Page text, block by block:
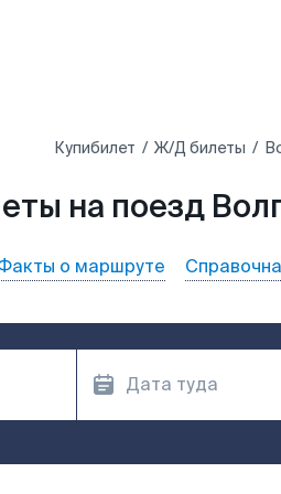
Купибилет Ж/Д билеты
на поезд
о маршруте